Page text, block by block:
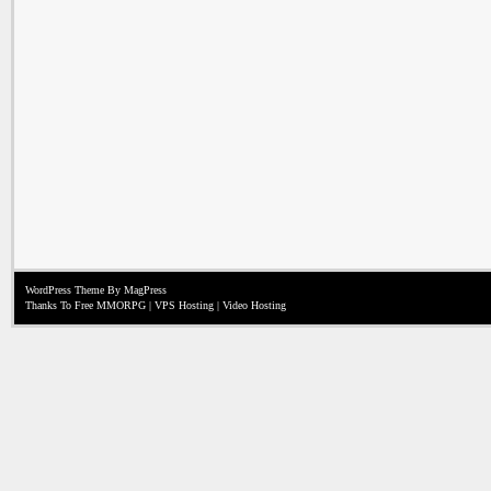
WordPress Theme By MagPress
Thanks To Free MMORPG | VPS Hosting | Video Hosting